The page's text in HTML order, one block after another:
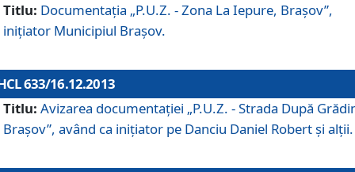
Titlu: Documentaţia „P.U.Z. - Zona La Iepure, Braşov”,
iniţiator Municipiul Braşov.
633/16.12.2013
Titlu: Avizarea documentaţiei „P.U.Z. - Strada După
Braşov”, având ca iniţiator pe Danciu Daniel Robert şi alţii.